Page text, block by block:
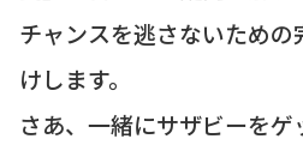
チャンスを逃さないための
けします。
さあ、一緒にサザビーを